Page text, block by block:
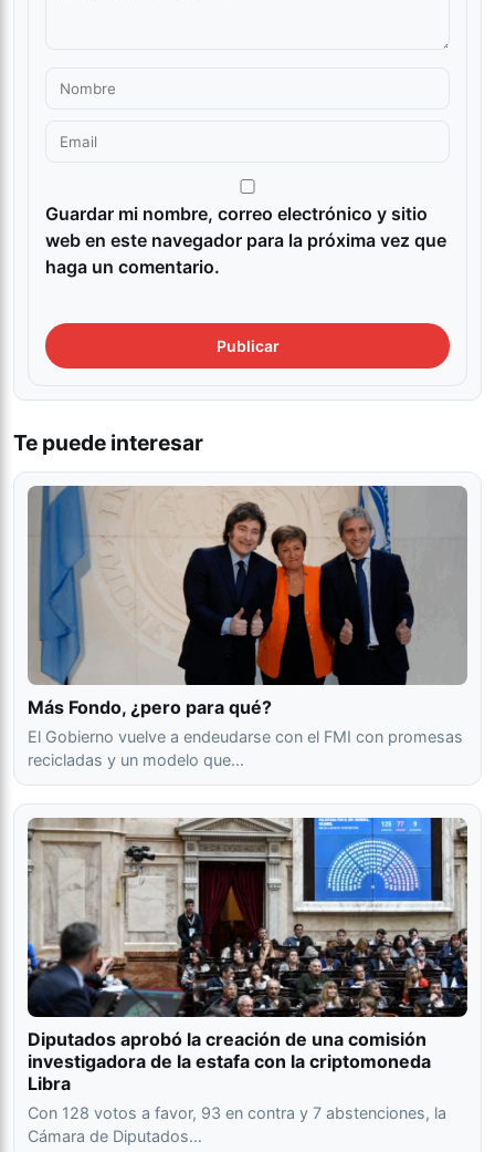
Guardar mi nombre, correo electrónico y sitio
web en este navegador para la próxima vez que
haga un comentario.
Te puede interesar
Más Fondo, ¿pero para qué?
El Gobierno vuelve a endeudarse con el FMI con promesas
recicladas y un modelo que…
Diputados aprobó la creación de una comisión
investigadora de la estafa con la criptomoneda
Libra
Con 128 votos a favor, 93 en contra y 7 abstenciones, la
Cámara de Diputados…